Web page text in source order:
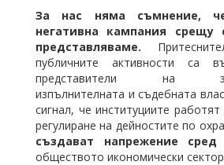
За нас няма съмнение,
негативна кампания срещу
представляваме.
публичните активности са
представители на
изпълнителната и съдебната
сигнал, че институциите работят
регулиране на дейностите по
създават напрежение сред
обществото икономически